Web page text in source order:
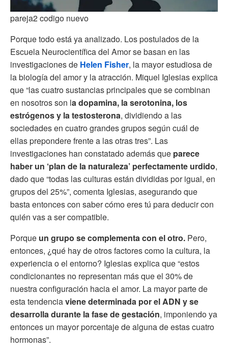
pareja2 codigo nuevo
Porque todo está ya analizado. Los postulados de la
Escuela Neurocientífica del Amor se basan en las
investigaciones de Helen Fisher, la mayor estudiosa de
la biología del amor y la atracción. Miquel Iglesias explica
que “las cuatro sustancias principales que se combinan
en nosotros son la dopamina, la serotonina, los
estrógenos y la testosterona, dividiendo a las
sociedades en cuatro grandes grupos según cuál de
ellas prepondere frente a las otras tres”. Las
investigaciones han constatado además que parece
haber un ‘plan de la naturaleza’ perfectamente urdido,
dado que “todas las culturas están divididas por igual, en
grupos del 25%”, comenta Iglesias, asegurando que
basta entonces con saber cómo eres tú para deducir con
quién vas a ser compatible.
Porque un grupo se complementa con el otro. Pero,
entonces, ¿qué hay de otros factores como la cultura, la
experiencia o el entorno? Iglesias explica que “estos
condicionantes no representan más que el 30% de
nuestra configuración hacia el amor. La mayor parte de
esta tendenciaviene determinada por el ADN y se
desarrolla durante la fase de gestación, imponiendo ya
entonces un mayor porcentaje de alguna de estas cuatro
hormonas”.